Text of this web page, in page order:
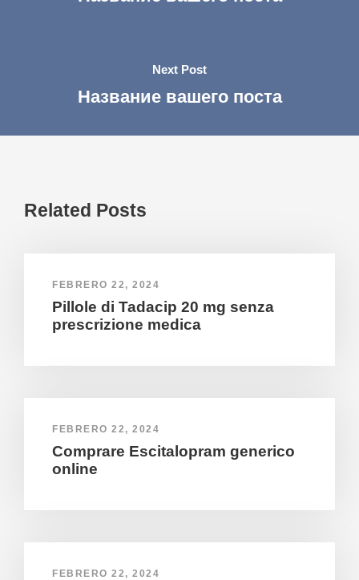
Next Post
Название вашего поста
Related Posts
FEBRERO 22, 2024
Pillole di Tadacip 20 mg senza
prescrizione medica
FEBRERO 22, 2024
Comprare Escitalopram generico
online
FEBRERO 22, 2024